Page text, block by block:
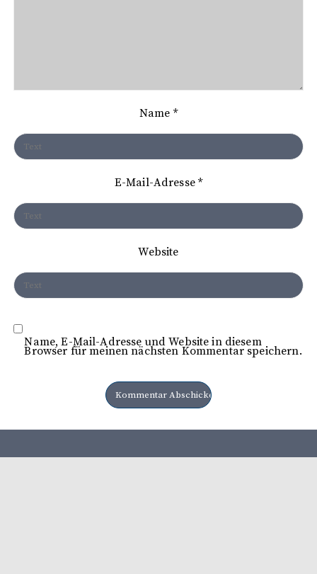
i
a
o
Name *
E-Mail-Adresse*
Website
Name, E-Mail-Adresse und Website in diesem
Browser für meinen nächsten Kommentar speichern.